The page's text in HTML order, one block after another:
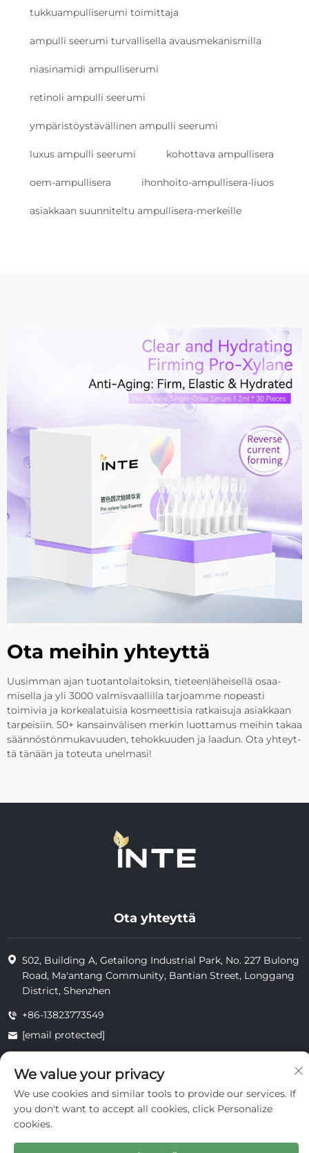
tukkuampulliserumi toimittaja
ampulli seerumi turvallisella avausmekanismilla
niasinamidi ampulliserumi
retinoli ampulli seerumi
ympäristöystävällinen ampulli seerumi
luxus ampulli seerumi kohottava ampullisera
oem-ampullisera ihonhoito-ampullisera-liuos
asiakkaan suunniteltu ampullisera-merkeille
Ota meihin yhteyttä
Uusim­man ajan tuot­an­to­la­itok­sin, tie­teen­lä­heisellä osaa­
misel­la ja yli 3000 val­mis­vaal­lil­la tar­joam­me no­peas­ti
toimiv­ia ja kor­keala­tu­is­ia kos­meet­tis­ia rat­kais­uja asi­akkaan
tar­pei­siin. 50+ kans­ain­välisen merk­in luot­tam­us meihin takaa
säännös­tön­mukavuuden, tehokkuuden ja laadun. Ota yhteyt­
tä tänään ja toteut­a unel­masi!
Ota yhteyttä
502, Building A, Getailong Industrial Park, No. 227 Bulong
Road, Ma'antang Community, Bantian Street, Longgang
District, Shenzhen
+86-13823773549
[email protected]
yksityisyys
We value your privacy
We use cookies and similar tools to provide our services. If
you don't want to accept all cookies, click Personalize
cookies.